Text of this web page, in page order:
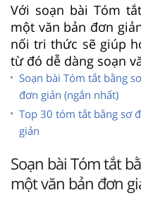
Với soạn bài Tóm
một văn bản đơn
nối tri thức sẽ giúp
từ đó dễ dàng soạn
Soạn bài Tóm tắt bằng
đơn giản (ngắn nhất)
Top 30 tóm tắt bằng sơ
giản
Soạn bài Tóm tắt
một văn bản đơn